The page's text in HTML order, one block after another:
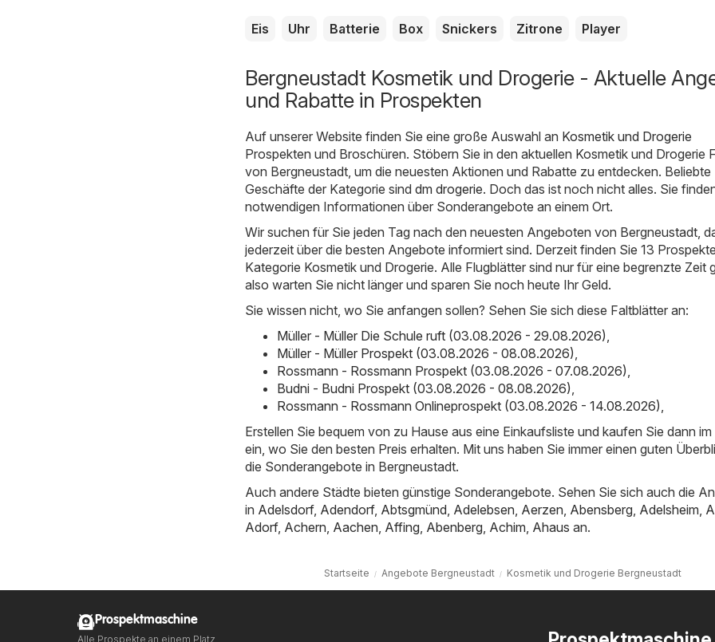
Eis Uhr Batterie Box Snickers Zitrone Player
Bergneustadt Kosmetik und Drogerie - Aktuelle
und Rabatte in Prospekten
Auf unserer Website finden Sie eine große Auswahl an Kosmetik und Drogerie
Prospekten und Broschüren. Stöbern Sie in den aktuellen Kosmetik und Drogerie
von Bergneustadt, um die neuesten Aktionen und Rabatte zu entdecken. Beliebte
Geschäfte der Kategorie sind dm drogerie. Doch das ist noch nicht alles. Sie
notwendigen Informationen über Sonderangebote an einem Ort.
Wir suchen für Sie jeden Tag nach den neuesten Angeboten von Bergneustadt,
jederzeit über die besten Angebote informiert sind. Derzeit finden Sie 13
Kategorie Kosmetik und Drogerie. Alle Flugblätter sind nur für eine begrenzte Zeit
also warten Sie nicht länger und sparen Sie noch heute Ihr Geld.
Sie wissen nicht, wo Sie anfangen sollen? Sehen Sie sich diese Faltblätter an:
Müller - Müller Die Schule ruft (03.08.2026 - 29.08.2026)
Müller - Müller Prospekt (03.08.2026 - 08.08.2026)
Rossmann - Rossmann Prospekt (03.08.2026 - 07.08.2026)
Budni - Budni Prospekt (03.08.2026 - 08.08.2026)
Rossmann - Rossmann Onlineprospekt (03.08.2026 - 14.08.2026)
Erstellen Sie bequem von zu Hause aus eine Einkaufsliste und kaufen Sie dann
ein, wo Sie den besten Preis erhalten. Mit uns haben Sie immer einen guten
die Sonderangebote in Bergneustadt.
Auch andere Städte bieten günstige Sonderangebote. Sehen Sie sich auch die
in Adelsdorf, Adendorf, Abtsgmünd Adelebsen Aerzen Abensberg Adelsheim
Adorf, Achern Aachen Affing Abenberg Achim Ahaus an.
Startseite Angebote Bergneustadt Kosmetik und Drogerie Bergneustadt
Prospektmaschine
Alle Prospekte an einem Platz